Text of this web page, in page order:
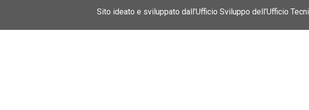
Sito ideato e sviluppato dall’Ufficio Sviluppo dell’Ufficio